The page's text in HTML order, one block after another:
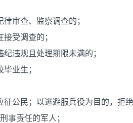
审查、监察调查的；
受调查的；
违规且处理期限未满的；
业生；
征公民；以逃避服兵役为目的，拒
事责任的军人；